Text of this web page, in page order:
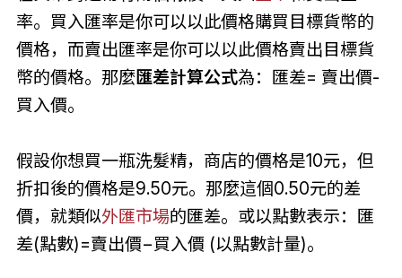
率。買入匯率是你可以以此價格購買目標貨幣的
價格，而賣出匯率是你可以以此價格賣出目標貨
幣的價格。那麼匯差計算公式為：匯差= 賣出價-
買入價。
假設你想買一瓶洗髮精，商店的價格是10元，但
折扣後的價格是9.50元。那麼這個0.50元的差
價，就類似外匯市場的匯差。或以點數表示：匯
差(點數)=賣出價−買入價 (以點數計量)。